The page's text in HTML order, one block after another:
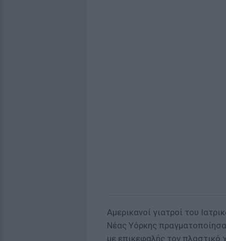
Αμερικανοί γιατροί του
Νέας Υόρκης
με επικεφαλής τον πλαστικό